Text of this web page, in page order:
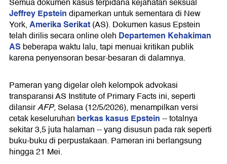
Semua dokumen kasus terpidana kejahatan seksual
Jeffrey Epsteindipamerkan untuk sementara di New
York,Amerika Serikat(AS). Dokumen kasus Epstein
telah dirilis secara online oleh Departemen Kehakiman
AS beberapa waktu lalu, tapi menuai kritikan publik
karena penyensoran besar-besaran di dalamnya.
Pameran yang digelar oleh kelompok advokasi
transparansi AS Institute of Primary Facts ini, seperti
dilansirAFP, Selasa (12/5/2026), menampilkan versi
cetak keseluruhan berkas kasus Epstein-- totalnya
sekitar 3,5 juta halaman -- yang disusun pada rak seperti
buku-buku di perpustakaan. Pameran ini berlangsung
hingga 21 Mei.